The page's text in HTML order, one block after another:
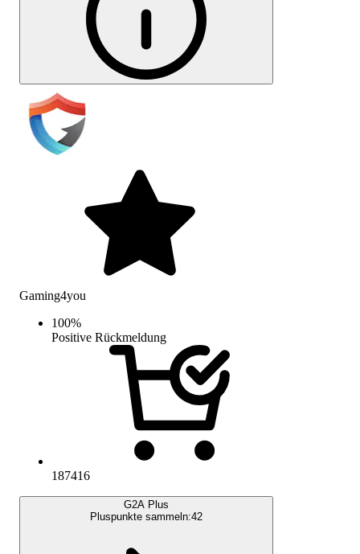
Gaming4you
100%
Positive Rückmeldung
187416
G2A Plus
Pluspunkte sammeln:42